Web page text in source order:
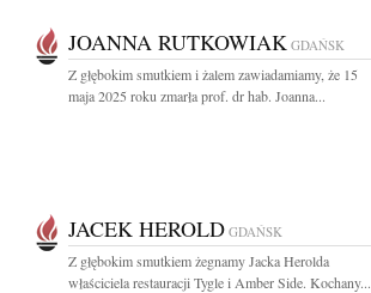
JOANNA RUTKOWIAK GDAŃSK
Z głębokim smutkiem i żalem zawiadamiamy, że 15
maja 2025 roku zmarła prof. dr hab. Joanna...
JACEK HEROLD GDAŃSK
Z głębokim smutkiem żegnamy Jacka Herolda
właściciela restauracji Tygle i Amber Side. Kochany...